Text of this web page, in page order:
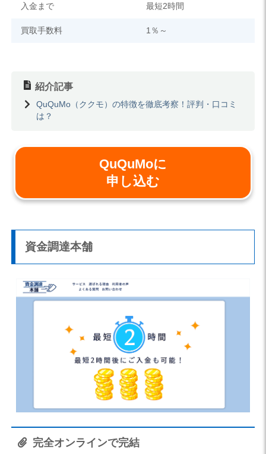
入金まで 最短2時間
買取手数料 1％～
紹介記事
QuQuMo（ククモ）の特徴を徹底考察！評判・口コミ
は？
QuQuMoに
申し込む
資金調達本舗
完全オンラインで完結